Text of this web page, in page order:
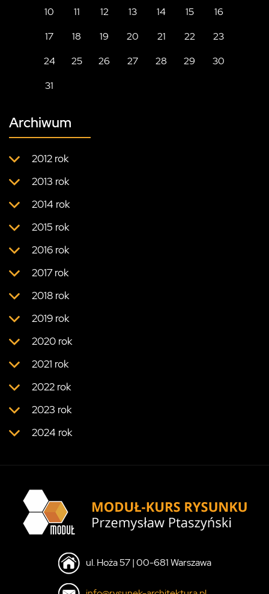
10
11 12 13 14 15
16
17
18 19 20 21 22
23
24
25 26 27 28 29
30
31
Archiwum
2012 rok
2013 rok
2014 rok
2015 rok
2016 rok
2017 rok
2018 rok
2019 rok
2020 rok
2021 rok
2022 rok
2023 rok
2024 rok
ul. Hoża 57 | 00-681 Warszawa